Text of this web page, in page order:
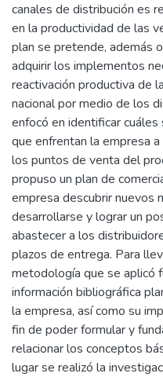
canales de distribución es
en la productividad de las
plan se pretende, además
adquirir los implementos
reactivación productiva de
nacional por medio de los
enfocó en identificar
que enfrentan la empresa
los puntos de venta del
propuso un plan de
empresa descubrir nuevos
desarrollarse y lograr un
abastecer a los
plazos de entrega. Para
metodología que se aplicó
información bibliográfica
la empresa, así como su
fin de poder formular y
relacionar los conceptos
lugar se realizó la